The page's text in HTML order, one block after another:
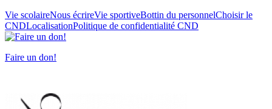
Vie scolaireNous écrireVie sportiveBottin du personnelChoisir le
CNDLocalisationPolitique de confidentialité CND
Faire un don!